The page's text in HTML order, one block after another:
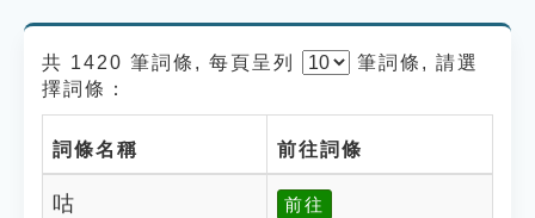
貓頭鷹博士
共 1420 筆詞條, 每頁呈列 筆詞條, 請選
擇詞條：
詞條名稱 前往詞條
咕 前往